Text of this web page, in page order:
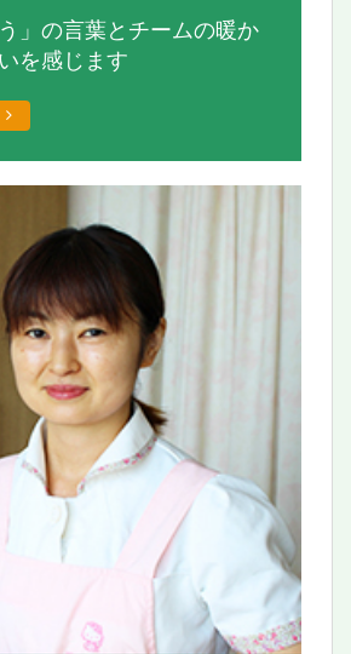
」の言葉とチームの暖か
を感じます